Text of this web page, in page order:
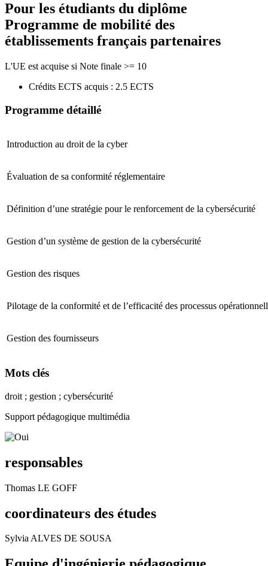
Pour les étudiants du diplôme
Programme de mobilité des
établissements français partenaires
L'UE est acquise si Note finale >= 10
Crédits ECTS acquis : 2.5 ECTS
Programme détaillé
Introduction au droit de la cyber
Évaluation de sa conformité réglementaire
Définition d’une stratégie pour le renforcement de la cybersécurité
Gestion d’un système de gestion de la cybersécurité
Gestion des risques
Pilotage de la conformité et de l’efficacité des processus
Gestion des fournisseurs
Mots clés
droit ; gestion ; cybersécurité
Support pédagogique multimédia
responsables
Thomas LE GOFF
coordinateurs des études
Sylvia ALVES DE SOUSA